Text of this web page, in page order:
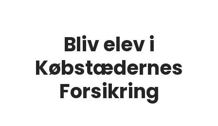
Bliv elev i
Købstædernes
Forsikring